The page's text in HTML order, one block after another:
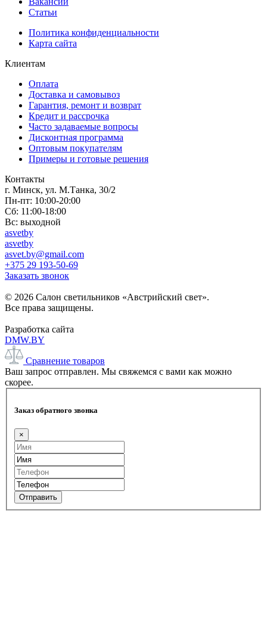
Статьи
Политика конфиденциальности
Карта сайта
Клиентам
Оплата
Доставка и самовывоз
Гарантия, ремонт и возврат
Кредит и рассрочка
Часто задаваемые вопросы
Дисконтная программа
Оптовым покупателям
Примеры и готовые решения
Контакты
г. Минск, ул. М.Танка, 30/2
Пн-пт: 10:00-20:00
Сб: 11:00-18:00
Вс: выходной
asvetby
asvetby
asvet.by@gmail.com
+375 29 193-50-69
Заказать звонок
© 2026 Салон светильников «Австрийский свет».
Все права защищены.
Разработка сайта
DMW.BY
Сравнение товаров
Ваш запрос отправлен. Мы свяжемся с вами как можно
скорее.
Заказ обратного звонка
×
Отправить